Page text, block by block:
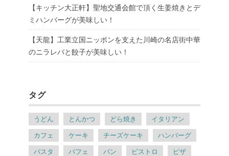
【キッチン大正軒】聖地交通会館で頂く生姜焼きとデ
ミハンバーグが美味しい！
【天龍】工業立国ニッポンを支えた川崎の名店街中華
のニラレバと餃子が美味しい！
タグ
うどん とんかつ どら焼き イタリアン
カフェ ケーキ チーズケーキ ハンバーグ
パスタ パフェ パン ビストロ ピザ